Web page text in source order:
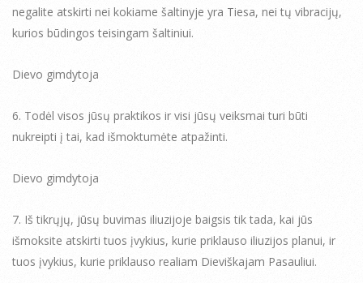
negalite atskirti nei kokiame šaltinyje yra Tiesa, nei tų vibracijų,
kurios būdingos teisingam šaltiniui.
Dievo gimdytoja
6. Todėl visos jūsų praktikos ir visi jūsų veiksmai turi būti
nukreipti į tai, kad išmoktumėte atpažinti.
Dievo gimdytoja
7. Iš tikrųjų, jūsų buvimas iliuzijoje baigsis tik tada, kai jūs
išmoksite atskirti tuos įvykius, kurie priklauso iliuzijos planui, ir
tuos įvykius, kurie priklauso realiam Dieviškajam Pasauliui.